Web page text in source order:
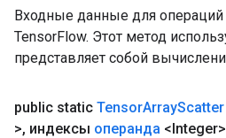
Входные данные для
TensorFlow. Этот метод
представляет собой
public static TensorArrayScatter
>, индексы операнда <Integer>